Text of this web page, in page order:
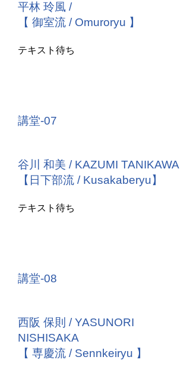
平林 玲風 /
【 御室流 / Omuroryu 】
テキスト待ち
講堂-07
谷川 和美 / KAZUMI TANIKAWA
【日下部流 / Kusakaberyu】
テキスト待ち
講堂-08
西阪 保則 / YASUNORI
NISHISAKA
【 専慶流 / Sennkeiryu 】